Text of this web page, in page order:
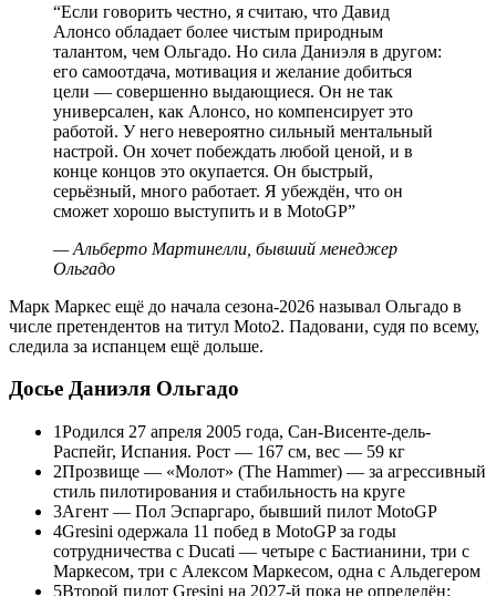
“Если говорить честно, я считаю, что Давид
Алонсо обладает более чистым природным
талантом, чем Ольгадо. Но сила Даниэля в другом:
его самоотдача, мотивация и желание добиться
цели — совершенно выдающиеся. Он не так
универсален, как Алонсо, но компенсирует это
работой. У него невероятно сильный ментальный
настрой. Он хочет побеждать любой ценой, и в
конце концов это окупается. Он быстрый,
серьёзный, много работает. Я убеждён, что он
сможет хорошо выступить и в MotoGP”
—Альберто Мартинелли, бывший менеджер
Ольгадо
Марк Маркес ещё до начала сезона-2026 называл Ольгадо в
числе претендентов на титул Moto2. Падовани, судя по всему,
следила за испанцем ещё дольше.
Досье Даниэля Ольгадо
1Родился 27 апреля 2005 года, Сан-Висенте-дель-
Распейг, Испания. Рост — 167 см, вес — 59 кг
2Прозвище — «Молот» (The Hammer) — за агрессивный
стиль пилотирования и стабильность на круге
3Агент — Пол Эспаргаро, бывший пилот MotoGP
4Gresini одержала 11 побед в MotoGP за годы
сотрудничества с Ducati — четыре с Бастианини, три с
Маркесом, три с Алексом Маркесом, одна с Альдегером
5Второй пилот Gresini на 2027-й пока не определён: